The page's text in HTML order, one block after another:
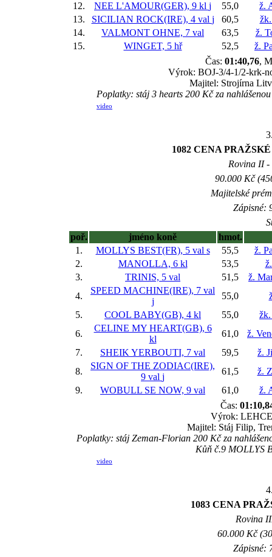
12.
NEE L'AMOUR(GER), 9 kl j 55,0
ž.
13.
SICILIAN ROCK(IRE), 4 val j 60,5
14.
VALMONT OHNE, 7 val 63,5
ž.
15.
WINGET, 5 hř 52,5
ž.
Čas: 01:40,76,
Výrok: BOJ-3/4-1/2-krk-
Majitel: Strojírna
Poplatky: stáj 3 hearts 200 Kč za
video
1082 CENA
Rovina II -
90.000 Kč
Majitelské
Zápisné:
poř.
jméno koně
hmot.
1.
MOLLYS BEST(FR), 5 val s 55,5
ž.
2.
MANOLLA, 6 kl 53,5
3.
TRINIS, 5 val 51,5
ž.
4.
SPEED MACHINE(IRE), 7 val
j
55,0
5.
COOL BABY(GB), 4 kl 55,0
6.
CELINE MY HEART(GB), 6
kl
61,0
ž.
7.
SHEIK YERBOUTI, 7 val 59,5
ž.
8.
SIGN OF THE ZODIAC(IRE),
9 val j
61,5
ž.
9.
WOBULL SE NOW, 9 val 61,0
ž.
Čas:
Výrok:
Majitel: Stáj Filip,
Poplatky: stáj Zeman-Florian 200 Kč za
Kůň č.9 MOLLYS
video
1083 CENA
Rovina
60.000 Kč
Zápisné: